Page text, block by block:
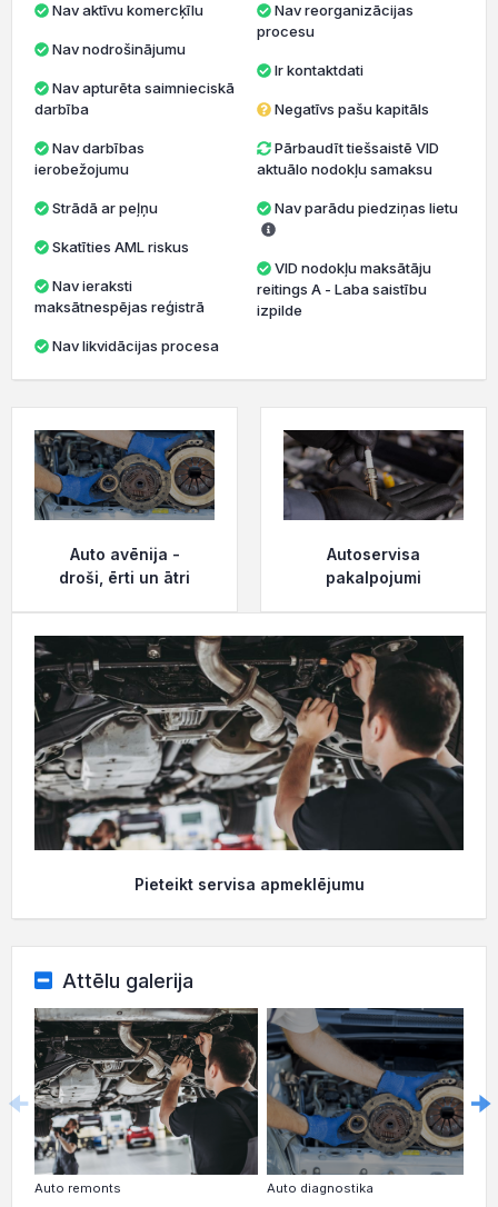
Nav aktīvu komercķīlu
Nav nodrošinājumu
darbība
ierobežojumu
Strādā ar peļņu
Skatīties AML riskus
maksātnespējas reģistrā
Nav likvidācijas procesa
Nav reorganizācijas
procesu
Ir kontaktdati
Negatīvs pašu kapitāls
Pārbaudīt tiešsaistē VID
aktuālo nodokļu samaksu
Nav parādu piedziņas lietu
VID nodokļu maksātāju
reitings A - Laba saistību
izpilde
Auto avēnija -
droši, ērti un ātri
Autoservisa
pakalpojumi
Pieteikt servisa apmeklējumu
Attēlu galerija
Auto remonts Auto diagnostika